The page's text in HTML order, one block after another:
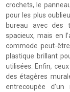
crochets, le
pour les plus
bureau avec des
spacieux, mais en
commode peut-
plastique brillant
utilisées. Enfin,
des étagères
entrecoupée